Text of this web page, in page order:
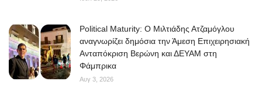
Political Maturity: Ο Μιλτιάδης Ατζαμόγλου
αναγνωρίζει δημόσια την Άμεση Επιχειρησιακή
Ανταπόκριση Βερώνη και ΔΕΥΑΜ στη
Φάμπρικα
Αυγ 3, 2026